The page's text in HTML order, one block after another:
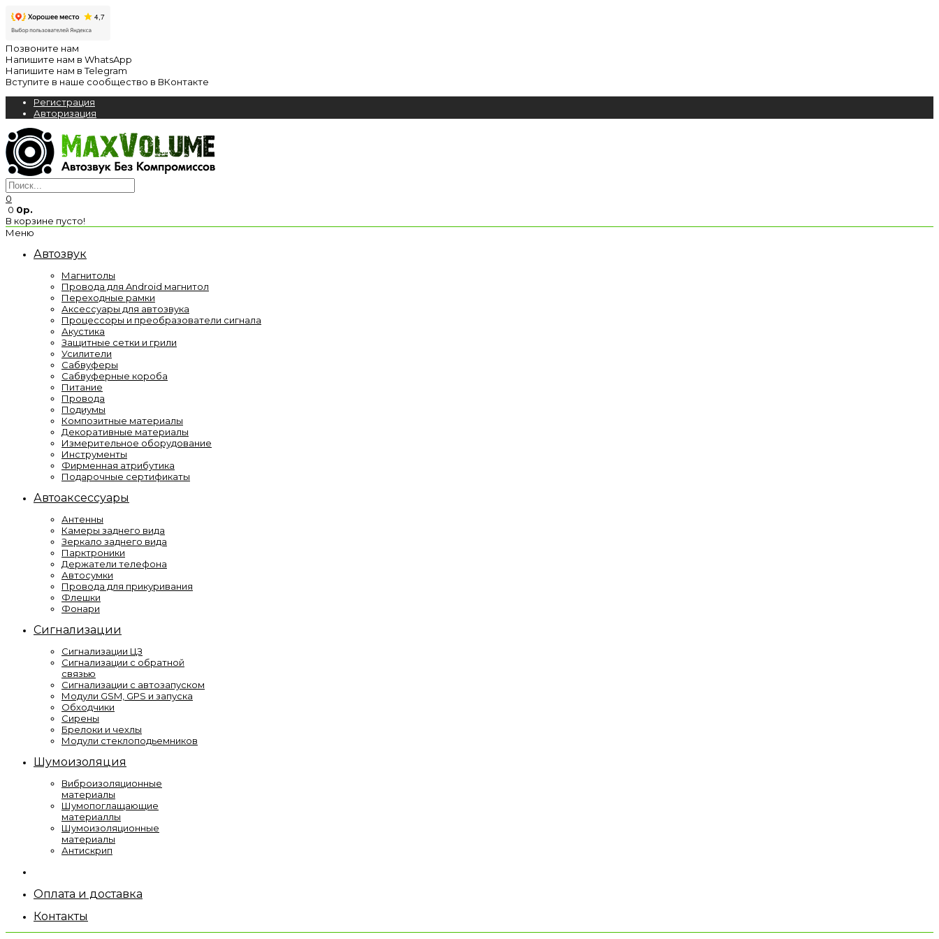
Позвоните нам
Напишите нам в WhatsApp
Напишите нам в Telegram
Вступите в наше сообщество в ВКонтакте
Регистрация
Авторизация
0
0 0р.
В корзине пусто!
Меню
Автозвук
Магнитолы
Провода для Android магнитол
Переходные рамки
Аксессуары для автозвука
Процессоры и преобразователи сигнала
Акустика
Защитные сетки и грили
Усилители
Сабвуферы
Сабвуферные короба
Питание
Провода
Подиумы
Композитные материалы
Декоративные материалы
Измерительное оборудование
Инструменты
Фирменная атрибутика
Подарочные сертификаты
Автоаксессуары
Антенны
Камеры заднего вида
Зеркало заднего вида
Парктроники
Держатели телефона
Автосумки
Провода для прикуривания
Флешки
Фонари
Сигнализации
Сигнализации ЦЗ
Сигнализации с обратной
связью
Сигнализации с автозапуском
Модули GSM, GPS и запуска
Обходчики
Сирены
Брелоки и чехлы
Модули стеклоподьемников
Шумоизоляция
Виброизоляционные
материалы
Шумопоглащающие
материаллы
Шумоизоляционные
материалы
Антискрип
Оплата и доставка
Контакты